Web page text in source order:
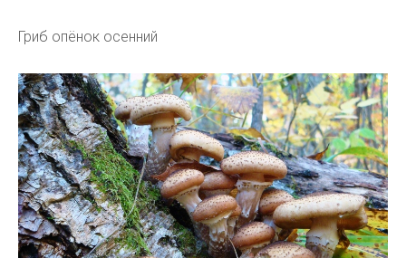
Гриб опёнок осенний